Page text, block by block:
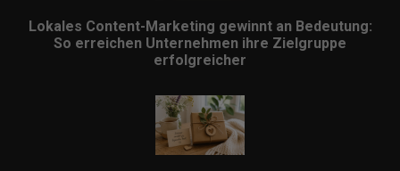
Lokales Content-Marketing gewinnt an Bedeutung:
So erreichen Unternehmen ihre Zielgruppe
erfolgreicher